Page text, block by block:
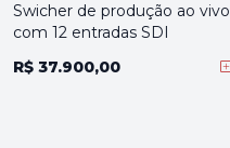
Swicher de produção ao vivo
com 12 entradas SDI
R$ 37.900,00